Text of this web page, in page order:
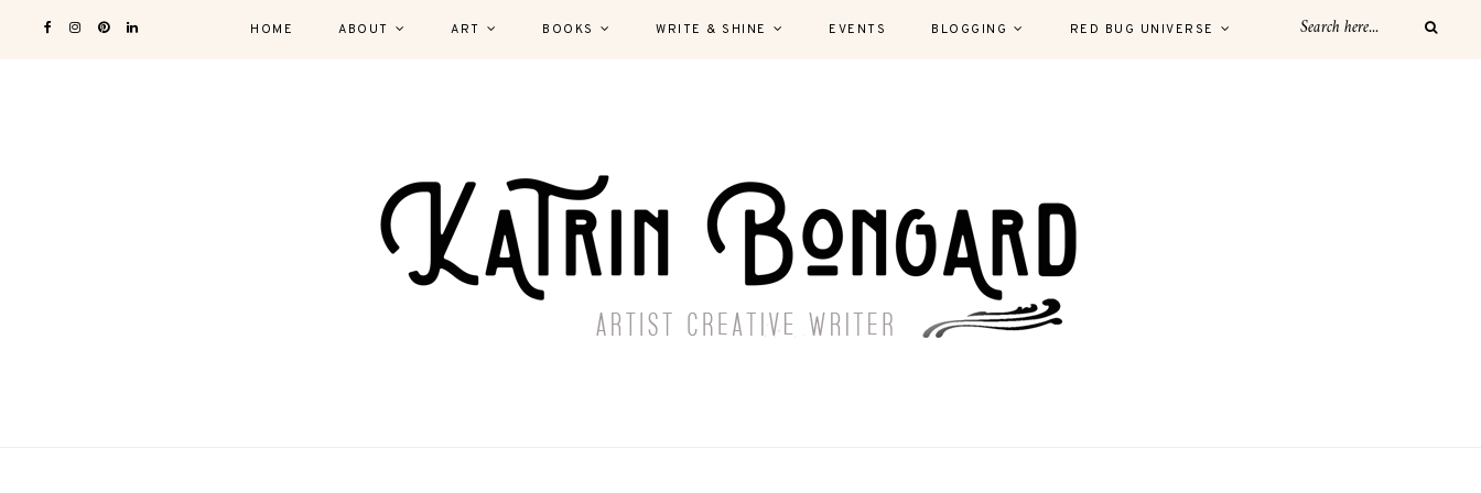
HOME ABOUT ART BOOKS WRITE & SHINE EVENTS BLOGGING RED BUG UNIVERSE